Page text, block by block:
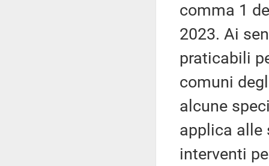
comma 1
2023. Ai
praticabili
comuni
alcune
applica alle
interventi